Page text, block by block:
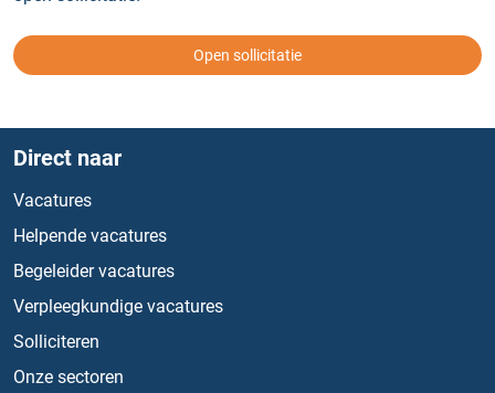
Open sollicitatie
Direct naar
Vacatures
Helpende vacatures
Begeleider vacatures
Verpleegkundige vacatures
Solliciteren
Onze sectoren